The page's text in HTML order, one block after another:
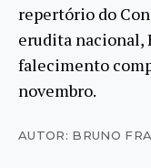
repertório do
erudita nacional,
falecimento
novembro.
AUTOR: BRUNO